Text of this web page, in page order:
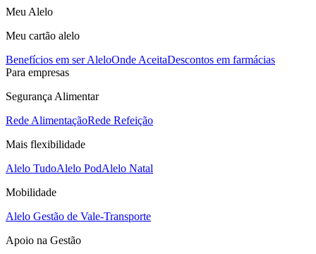
Meu Alelo
Meu cartão alelo
Benefícios em ser AleloOnde AceitaDescontos em farmácias
Para empresas
Segurança Alimentar
Rede AlimentaçãoRede Refeição
Mais flexibilidade
Alelo TudoAlelo PodAlelo Natal
Mobilidade
Alelo Gestão de Vale-Transporte
Apoio na Gestão